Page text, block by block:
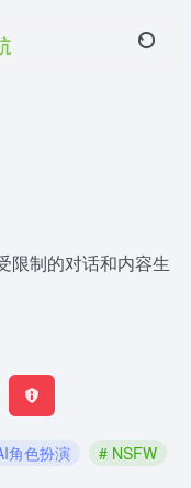
限制的对话和内容生
角色扮演
# NSFW